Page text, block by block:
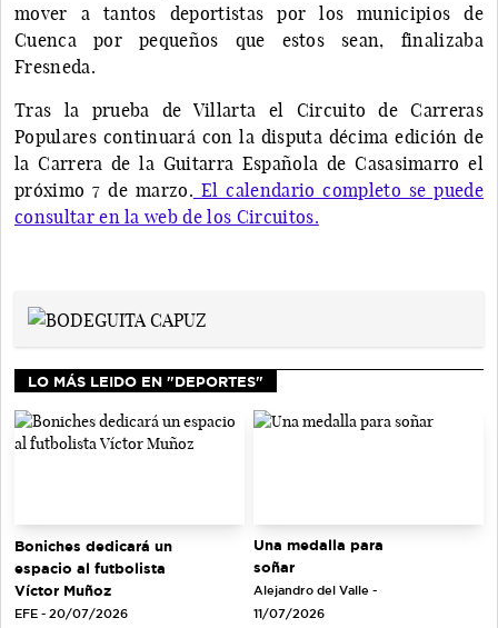
mover a tantos deportistas por los municipios de
Cuenca por pequeños que estos sean, finalizaba
Fresneda.
Tras la prueba de Villarta el Circuito de Carreras
Populares continuará con la disputa décima edición de
la Carrera de la Guitarra Española de Casasimarro el
próximo 7 de marzo. El calendario completo se puede
consultar en la web de los Circuitos.
LO MÁS LEIDO EN "DEPORTES"
Boniches dedicará un
espacio al futbolista
Víctor Muñoz
EFE - 20/07/2026
Una medalla para
soñar
Alejandro del Valle -
11/07/2026